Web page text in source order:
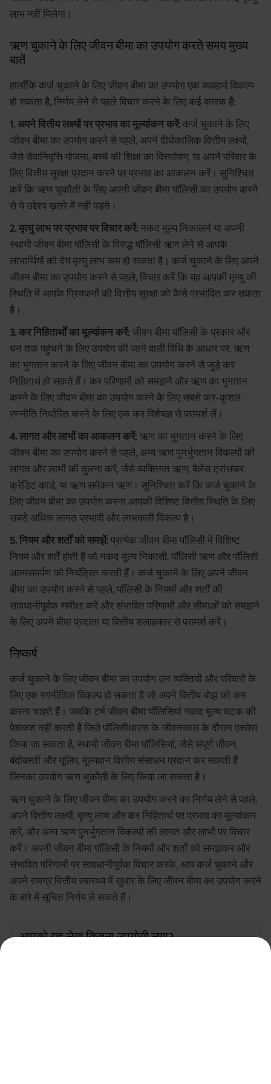
लाभ नहीं मिलेगा।
ऋण चुकाने के लिए जीवन बीमा का उपयोग करते समय मुख्य
बातें
हालाँकि कर्ज़ चुकाने के लिए जीवन बीमा का उपयोग एक व्यवहार्य विकल्प
हो सकता है, निर्णय लेने से पहले विचार करने के लिए कई कारक हैं:
1. अपने वित्तीय लक्ष्यों पर प्रभाव का मूल्यांकन करें: कर्ज चुकाने के लिए
जीवन बीमा का उपयोग करने से पहले, अपने दीर्घकालिक वित्तीय लक्ष्यों,
जैसे सेवानिवृत्ति योजना, बच्चे की शिक्षा का वित्तपोषण, या अपने परिवार के
लिए वित्तीय सुरक्षा प्रदान करने पर प्रभाव का आकलन करें। सुनिश्चित
करें कि ऋण चुकौती के लिए अपनी जीवन बीमा पॉलिसी का उपयोग करने
से ये उद्देश्य ख़तरे में नहीं पड़ते।
2. मृत्यु लाभ पर प्रभाव पर विचार करें: नकद मूल्य निकालने या अपनी
स्थायी जीवन बीमा पॉलिसी के विरुद्ध पॉलिसी ऋण लेने से आपके
लाभार्थियों को देय मृत्यु लाभ कम हो सकता है। कर्ज चुकाने के लिए अपने
जीवन बीमा का उपयोग करने से पहले, विचार करें कि यह आपकी मृत्यु की
स्थिति में आपके प्रियजनों की वित्तीय सुरक्षा को कैसे प्रभावित कर सकता
है।
3. कर निहितार्थों का मूल्यांकन करें: जीवन बीमा पॉलिसी के प्रकार और
धन तक पहुंचने के लिए उपयोग की जाने वाली विधि के आधार पर, ऋण
का भुगतान करने के लिए जीवन बीमा का उपयोग करने से जुड़े कर
निहितार्थ हो सकते हैं। कर परिणामों को समझने और ऋण का भुगतान
करने के लिए जीवन बीमा का उपयोग करने के लिए सबसे कर-कुशल
रणनीति निर्धारित करने के लिए एक कर विशेषज्ञ से परामर्श लें।
4. लागत और लाभों का आकलन करें: ऋण का भुगतान करने के लिए
जीवन बीमा का उपयोग करने से पहले, अन्य ऋण पुनर्भुगतान विकल्पों की
लागत और लाभों की तुलना करें, जैसे व्यक्तिगत ऋण, बैलेंस ट्रांसफर
क्रेडिट कार्ड, या ऋण समेकन ऋण। सुनिश्चित करें कि कर्ज चुकाने के
लिए जीवन बीमा का उपयोग करना आपकी विशिष्ट वित्तीय स्थिति के लिए
सबसे अधिक लागत प्रभावी और लाभकारी विकल्प है।
5. नियम और शर्तों को समझें: प्रत्येक जीवन बीमा पॉलिसी में विशिष्ट
नियम और शर्तें होती हैं जो नकद मूल्य निकासी, पॉलिसी ऋण और पॉलिसी
आत्मसमर्पण को नियंत्रित करती हैं। कर्ज चुकाने के लिए अपने जीवन
बीमा का उपयोग करने से पहले, पॉलिसी के नियमों और शर्तों की
सावधानीपूर्वक समीक्षा करें और संभावित परिणामों और सीमाओं को समझने
के लिए अपने बीमा प्रदाता या वित्तीय सलाहकार से परामर्श करें।
निष्कर्ष
कर्ज चुकाने के लिए जीवन बीमा का उपयोग उन व्यक्तियों और परिवारों के
लिए एक रणनीतिक विकल्प हो सकता है जो अपने वित्तीय बोझ को कम
करना चाहते हैं। जबकि टर्म जीवन बीमा पॉलिसियां नकद मूल्य घटक की
पेशकश नहीं करती हैं जिसे पॉलिसीधारक के जीवनकाल के दौरान एक्सेस
किया जा सकता है, स्थायी जीवन बीमा पॉलिसियां, जैसे संपूर्ण जीवन,
बंदोबस्ती और यूलिप, मूल्यवान वित्तीय संसाधन प्रदान कर सकती हैं
जिनका उपयोग ऋण चुकौती के लिए किया जा सकता है।
ऋण चुकाने के लिए जीवन बीमा का उपयोग करने का निर्णय लेने से पहले,
अपने वित्तीय लक्ष्यों, मृत्यु लाभ और कर निहितार्थ पर प्रभाव का मूल्यांकन
करें, और अन्य ऋण पुनर्भुगतान विकल्पों की लागत और लाभों पर विचार
करें। अपनी जीवन बीमा पॉलिसी के नियमों और शर्तों को समझकर और
संभावित परिणामों पर सावधानीपूर्वक विचार करके, आप कर्ज चुकाने और
अपने समग्र वित्तीय स्वास्थ्य में सुधार के लिए जीवन बीमा का उपयोग करने
के बारे में सूचित निर्णय ले सकते हैं।
आपको यह लेख कितना उपयोगी लगा?